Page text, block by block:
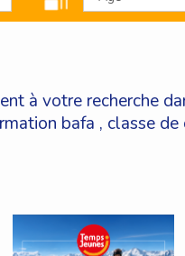
à votre recherche
bafa , classe